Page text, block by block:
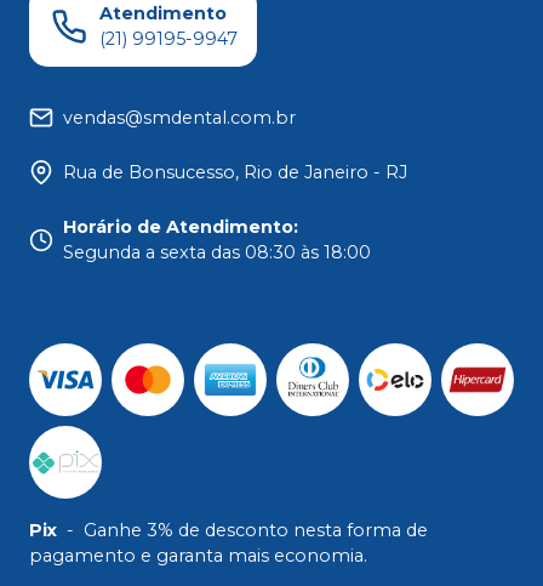
Atendimento
(21) 99195-9947
vendas@smdental.com.br
Rua de Bonsucesso, Rio de Janeiro - RJ
Horário de Atendimento:
Segunda a sexta das 08:30 às 18:00
Pix - Ganhe 3% de desconto nesta forma de
pagamento e garanta mais economia.